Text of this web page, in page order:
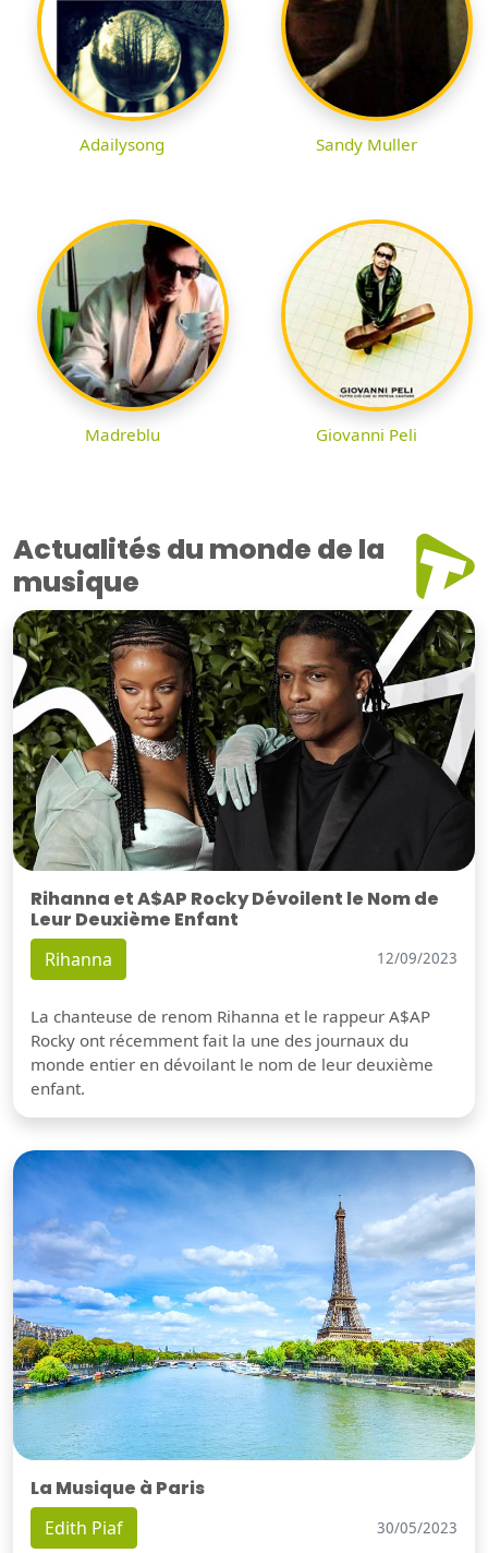
Adailysong Sandy Muller
Madreblu Giovanni Peli
Actualités du monde de la
musique
Rihanna et A$AP Rocky Dévoilent le Nom de
Leur Deuxième Enfant
Rihanna 12/09/2023
La chanteuse de renom Rihanna et le rappeur A$AP
Rocky ont récemment fait la une des journaux du
monde entier en dévoilant le nom de leur deuxième
enfant.
La Musique à Paris
Edith Piaf 30/05/2023